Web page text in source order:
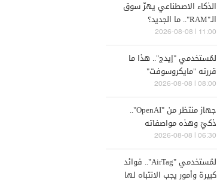
الذكاء الاصطناعي يهزّ سوق
الـ"RAM".. ما الجديد؟
11:00 | 2026-08-08
لمُستخدمي "إيدج".. هذا ما
قررته "مايكروسوفت"
08:00 | 2026-08-08
جهاز منتظر من "OpenAI"..
ذكيّ وهذه مواصفاته
06:30 | 2026-08-08
لمُستخدمي "AirTag".. فوائد
كبيرة وأمور يجب الانتباه لها